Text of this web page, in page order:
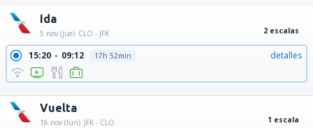
Ida
5 nov (jue) CLO - JFK 2 escalas
15:20 09:12 17h 52min detalles
Vuelta
16 nov (lun) JFK - CLO 1 escala